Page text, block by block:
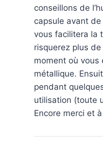
conseillons de
capsule avant de
vous facilitera la
risquerez plus
moment où vous
métallique.
pendant
utilisation (toute
Encore merci et